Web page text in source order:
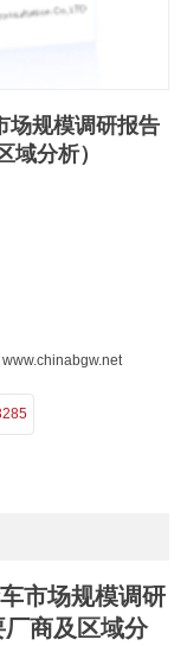
场规模调研报告
域分析）
www.chinabgw.net
市场规模调研
商及区域分